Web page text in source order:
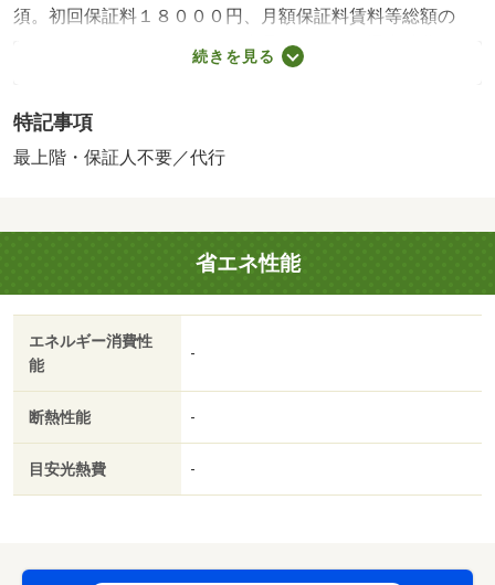
須。初回保証料１８０００円、月額保証料賃料等総額の
１％＋８００円／月（その他商品あり）／［退去時費用
退去費用実費精算※故意・過失等別途実費］ＬＰガス料金
ームクリーニング料金に、エアコンクリーニング費用を含
みます。ルームクリーニング料金は入居時にお預りさせて
クス／温水洗浄便座／宅配ボックス／即入居可／最上階／
敷金不要／ＩＨクッキングヒーター／照明付／保証人不要
／２沿線利用可／２駅利用可／駅徒歩１０分以内／プロパ
ンガス／礼金１ヶ月／保証会社利用可／セブン－イレブン
野々市矢作北店（コンビニ）まで２８０ｍ／ゲンキー馬替
店（ドラッグストア）まで４６３ｍ／キリン堂額新保店
店（ドラッグストア）まで６０４ｍ／クスリのアオキ菅原
店（ドラッグストア）まで７０３ｍ／野々市市役所（役
所）まで７６６ｍ/賃貸戸数:8戸
続きを見る
特記事項
最上階・保証人不要／代行
省エネ性能
エネルギー消費性
能
-
断熱性能 -
目安光熱費 -